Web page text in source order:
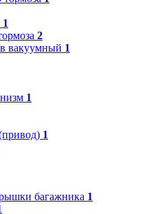
1
2
вакуумный 1
1
1
багажника 1